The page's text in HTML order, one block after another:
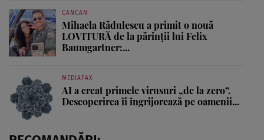
CANCAN
Mihaela Rădulescu a primit o nouă
LOVITURĂ de la părinții lui Felix
Baumgartner:...
MEDIAFAX
AI a creat primele virusuri „de la zero”.
Descoperirea îi îngrijorează pe oamenii...